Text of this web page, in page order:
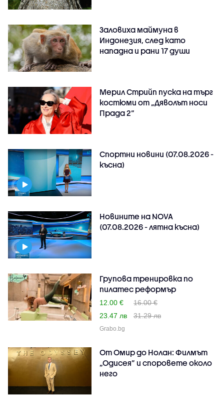
Заловиха маймуна в
Индонезия, след като
нападна и рани 17 души
Мерил Стрийп пуска на търг
костюми от „Дяволът носи
Прада 2“
Спортни новини (07.08.2026 -
късна)
Новините на NOVA
(07.08.2026 - лятна късна)
Групова тренировка по
пилатес реформър
12.00 €
16.00 €
23.47 лв
31.29 лв
Grabo.bg
От Омир до Нолан: Филмът
„Одисея” и споровете около
него